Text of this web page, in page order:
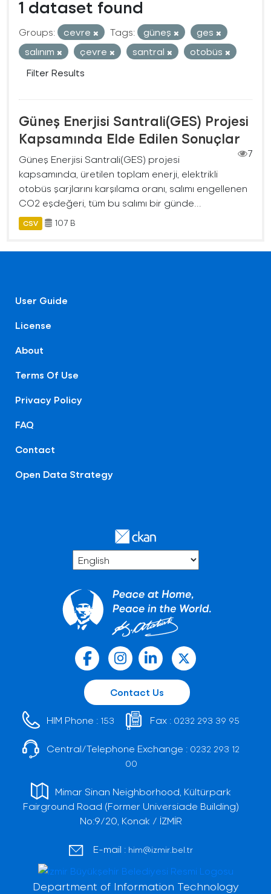
1 dataset found
Groups: cevre Tags: güneş
ges
salınım
çevre santral
otobüs
Filter Results
Güneş Enerjisi Santrali(GES) Projesi
Kapsamında Elde Edilen Sonuçlar
7
Güneş Enerjisi Santrali(GES) projesi
kapsamında, üretilen toplam enerji, elektrikli
otobüs şarjlarını karşılama oranı, salımı engellenen
CO2 eşdeğeri, tüm bu salımı bir günde...
CSV 107 B
User Guide
License
About
Terms Of Use
Privacy Policy
FAQ
Contact
Open Data Strategy
Contact Us
HIM Phone : 153 Fax : 0232 293 39 95
Central/Telephone Exchange : 0232 293 12
00
Mimar Sinan Neighborhood, Kültürpark
Fairground Road (Former Universiade Building)
No:9/20, Konak / İZMİR
E-mail : him@izmir.bel.tr
Department of Information Technology